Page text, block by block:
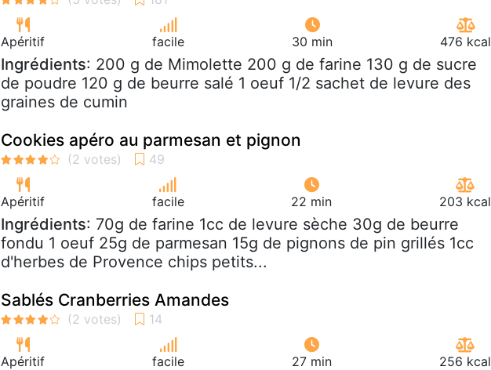
Apéritif facile 30 min 476 kcal
Ingrédients: 200 g de Mimolette 200 g de farine 130 g de sucre
de poudre 120 g de beurre salé 1 oeuf 1/2 sachet de levure des
graines de cumin
Cookies apéro au parmesan et pignon
Apéritif facile 22 min 203 kcal
Ingrédients: 70g de farine 1cc de levure sèche 30g de beurre
fondu 1 oeuf 25g de parmesan 15g de pignons de pin grillés 1cc
d'herbes de Provence chips petits...
Sablés Cranberries Amandes
Apéritif facile 27 min 256 kcal